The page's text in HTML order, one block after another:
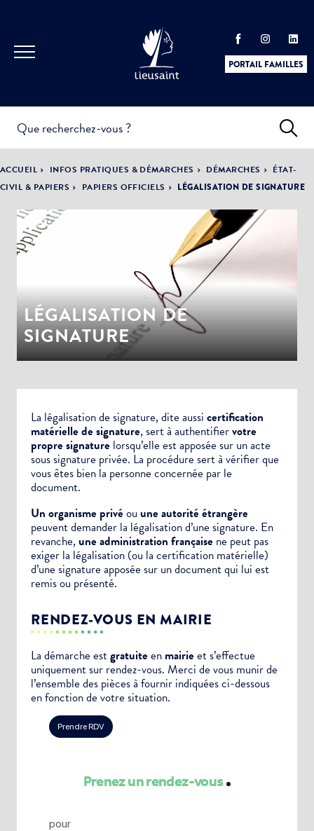
PORTAIL FAMILLES
PRATIQUES &
DÉMARCHES
ACTUALITÉS &
ÉVÈNEMENTS
DÉMOCRATIE
PARTICIPATIVE
ACCUEIL INFOS PRATIQUES & DÉMARCHES DÉMARCHES
ÉTAT-
CIVIL & PAPIERS
PAPIERS OFFICIELS LÉGALISATION DE SIGNATURE
LÉGALISATION DE
SIGNATURE
La légalisation de signature, dite aussi certification
matérielle de signature, sert à authentifiervotre
propre signature lorsqu’elle est apposée sur unacte
sous signature privée. La procédure sert à vérifier que
vous êtes bien la personne concernée par le
document.
Un organisme privéou une autorité étrangère
peuvent demander la légalisation d’une signature. En
revanche, une administration française ne peut pas
exiger la légalisation (ou la certification matérielle)
d’une signature apposée sur un document qui lui est
remis ou présenté.
RENDEZ-VOUS EN MAIRIE
La démarche estgratuiteen mairieet s’effectue
uniquement sur rendez-vous. Merci de vous munir de
l’ensemble des pièces à fournir indiquées ci-dessous
en fonction de votre situation.